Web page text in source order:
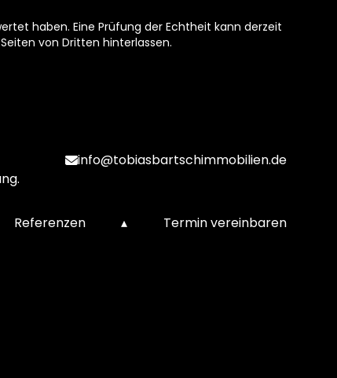
haben. Eine Prüfung der Echtheit kann derzeit
von Dritten hinterlassen.
info@tobiasbartschimmobilien.de
Referenzen ▴ Termin vereinbaren